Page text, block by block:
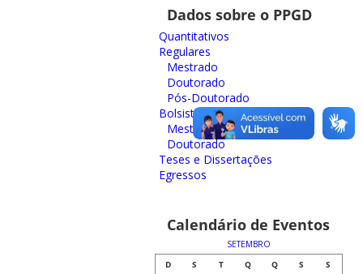
Dados sobre o PPGD
Quantitativos
Regulares
Mestrado
Doutorado
Pós-Doutorado
Bolsistas
Mestrado
Doutorado
Teses e Dissertações
Egressos
Calendário de Eventos
SETEMBRO
D
S T Q Q S S